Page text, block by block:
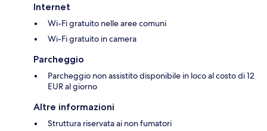
Internet
Wi-Fi gratuito nelle aree comuni
Wi-Fi gratuito in camera
Parcheggio
Parcheggio non assistito disponibile in loco al costo di 12
EUR al giorno
Altre informazioni
Struttura riservata ai non fumatori